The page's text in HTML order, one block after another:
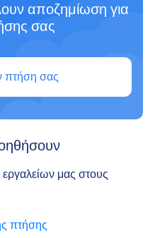
αποζημίωση για
σας
πτήση σας
μας στους
πτήσης